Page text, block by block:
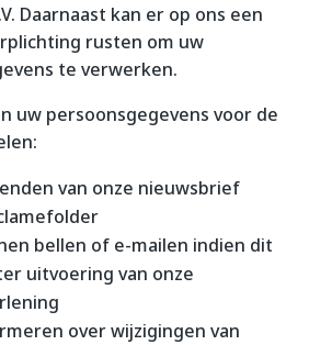
Daarnaast kan er op ons een
rusten om uw
te verwerken.
uw persoonsgegevens voor de
van onze nieuwsbrief
bellen of e-mailen indien dit
uitvoering van onze
over wijzigingen van